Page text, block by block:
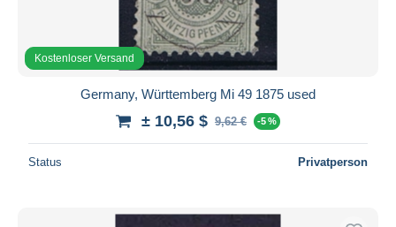
Kostenloser Versand
Germany, Württemberg Mi 49 1875 used
± 10,56 $ 9,62 € -5 %
Status Privatperson